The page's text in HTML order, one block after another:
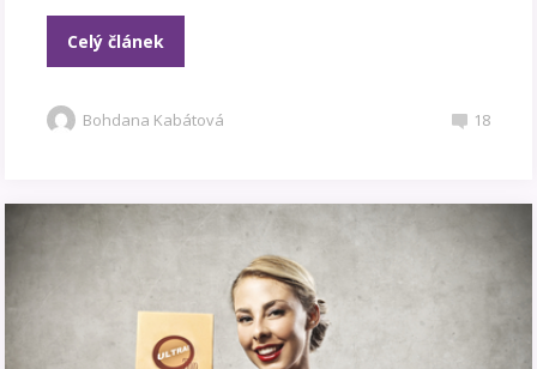
Celý článek
Bohdana Kabátová 18